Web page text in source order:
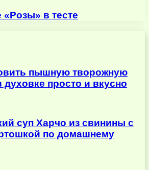
в тесте
пышную творожную
духовке просто и вкусно
суп Харчо из свинины с
по домашнему